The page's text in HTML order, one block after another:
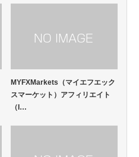
MYFXMarkets（マイエフエック
スマーケット）アフィリエイト
（I…